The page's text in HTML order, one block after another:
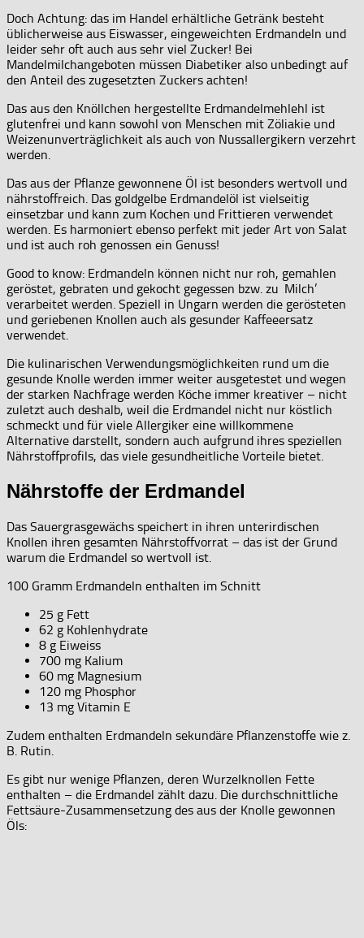
Doch Achtung: das im Handel erhältliche Getränk besteht
üblicherweise aus Eiswasser, eingeweichten Erdmandeln und
leider sehr oft auch aus sehr viel Zucker! Bei
Mandelmilchangeboten müssen Diabetiker also unbedingt auf
den Anteil des zugesetzten Zuckers achten!
Das aus den Knöllchen hergestellte Erdmandelmehlehl ist
glutenfrei und kann sowohl von Menschen mit Zöliakie und
Weizenunverträglichkeit als auch von Nussallergikern verzehrt
werden.
Das aus der Pflanze gewonnene Öl ist besonders wertvoll und
nährstoffreich. Das goldgelbe Erdmandelöl ist vielseitig
einsetzbar und kann zum Kochen und Frittieren verwendet
werden. Es harmoniert ebenso perfekt mit jeder Art von Salat
und ist auch roh genossen ein Genuss!
Good to know: Erdmandeln können nicht nur roh, gemahlen
geröstet, gebraten und gekocht gegessen bzw. zu ‚Milch’
verarbeitet werden. Speziell in Ungarn werden die gerösteten
und geriebenen Knollen auch als gesunder Kaffeeersatz
verwendet.
Die kulinarischen Verwendungsmöglichkeiten rund um die
gesunde Knolle werden immer weiter ausgetestet und wegen
der starken Nachfrage werden Köche immer kreativer – nicht
zuletzt auch deshalb, weil die Erdmandel nicht nur köstlich
schmeckt und für viele Allergiker eine willkommene
Alternative darstellt, sondern auch aufgrund ihres speziellen
Nährstoffprofils, das viele gesundheitliche Vorteile bietet.
Nährstoffe der Erdmandel
Das Sauergrasgewächs speichert in ihren unterirdischen
Knollen ihren gesamten Nährstoffvorrat – das ist der Grund
warum die Erdmandel so wertvoll ist.
100 Gramm Erdmandeln enthalten im Schnitt
25 g Fett
62 g Kohlenhydrate
8 g Eiweiss
700 mg Kalium
60 mg Magnesium
120 mg Phosphor
13 mg Vitamin E
Zudem enthalten Erdmandeln sekundäre Pflanzenstoffe wie z.
B. Rutin.
Es gibt nur wenige Pflanzen, deren Wurzelknollen Fette
enthalten – die Erdmandel zählt dazu. Die durchschnittliche
Fettsäure-Zusammensetzung des aus der Knolle gewonnen
Öls: